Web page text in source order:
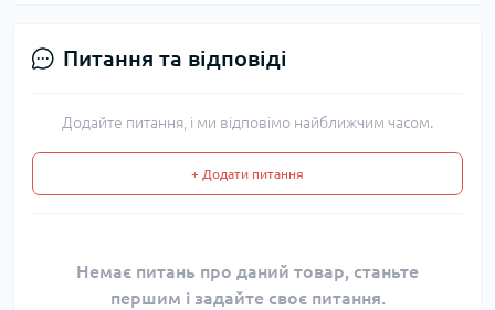
Питання та відповіді
Додайте питання, і ми відповімо найближчим часом.
+ Додати питання
Немає питань про даний товар, станьте
першим і задайте своє питання.